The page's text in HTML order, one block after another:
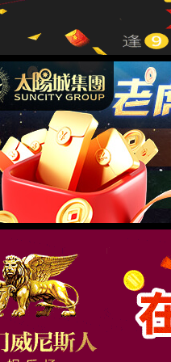
LDT系列液体密
了解详情